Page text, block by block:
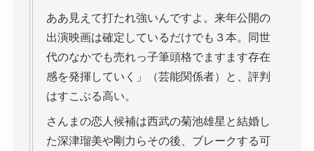
ああ見えて打たれ強いんですよ。来年公開の
出演映画は確定しているだけでも３本。同世
代のなかでも売れっ子筆頭格でますます存在
感を発揮していく」（芸能関係者）と、評判
はすこぶる高い。
さんまの恋人候補は西武の菊池雄星と結婚し
た深津瑠美や剛力らその後、ブレークする可